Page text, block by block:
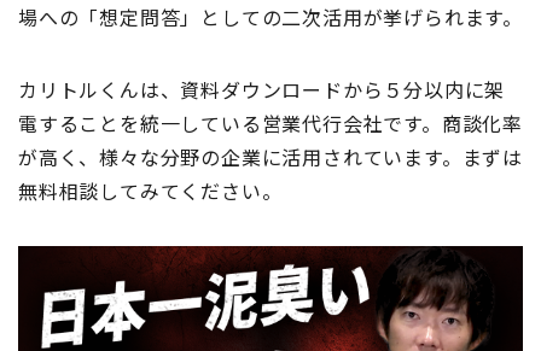
場への「想定問答」としての二次活用が挙げられます。
カリトルくんは、資料ダウンロードから５分以内に架
電することを統一している営業代行会社です。商談化率
が高く、様々な分野の企業に活用されています。まずは
無料相談してみてください。